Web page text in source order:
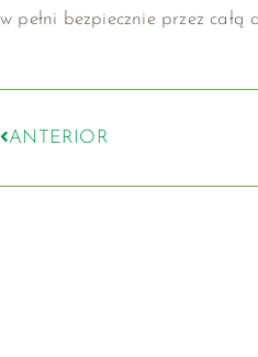
w pełni bezpiecznie przez całą
ANTERIOR